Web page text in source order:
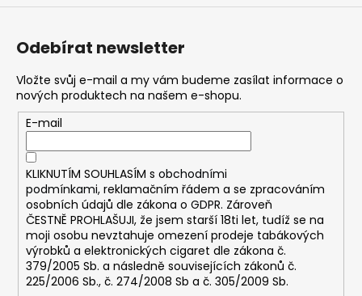
169
Původně:
195
Odebírat newsletter
Vložte svůj e-mail a my vám budeme zasílat informace o
nových produktech na našem e-shopu.
E-mail
KLIKNUTÍM SOUHLASÍM s obchodními
podmínkami, reklamačním řádem a se zpracováním
osobních údajů dle zákona o GDPR. Zároveň
ČESTNĚ PROHLAŠUJI, že jsem starší 18ti let, tudíž se na
moji osobu nevztahuje omezení prodeje tabákových
výrobků a elektronických cigaret dle zákona č.
379/2005 Sb. a následně souvisejících zákonů č.
225/2006 Sb., č. 274/2008 Sb a č. 305/2009 Sb.